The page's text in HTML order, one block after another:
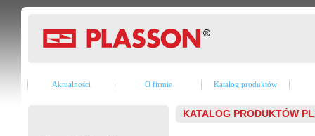
Aktualności O firmie Katalog produktów
KATALOG PRODUKTÓW